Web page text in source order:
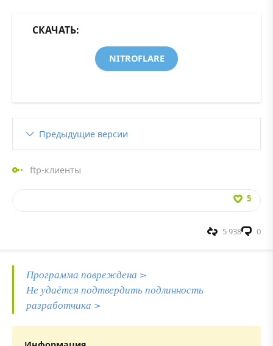
СКАЧАТЬ:
NITROFLARE
Предыдущие версии
ftp-клиенты
5
0
5 938
Программа повреждена >
Не удаётся подтвердить подлинность
разработчика >